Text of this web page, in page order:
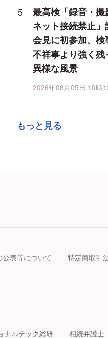
最高検「録音・撮
ネット接続禁止」
会見に初参加、検
不祥事より強く残
異様な風景
2026年08月05日 10時
もっと見る
表等について 特定商取引
ナルテック総研 相続弁護士